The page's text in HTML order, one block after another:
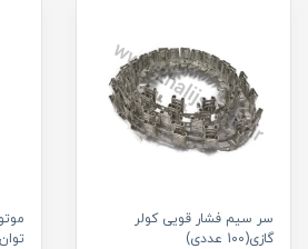
سر سیم فشار قویی کولر
گازی(100 عددی)